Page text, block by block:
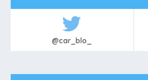
@car_blo_